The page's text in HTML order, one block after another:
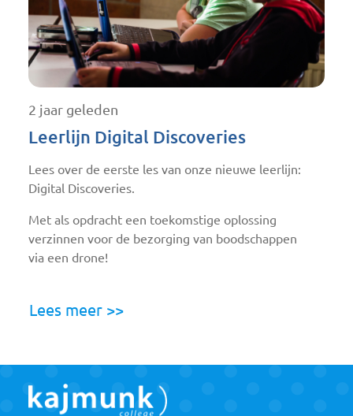
2 jaar geleden
Leerlijn Digital Discoveries
Lees over de eerste les van onze nieuwe leerlijn:
Digital Discoveries.
Met als opdracht een toekomstige oplossing
verzinnen voor de bezorging van boodschappen
via een drone!
Lees meer >>